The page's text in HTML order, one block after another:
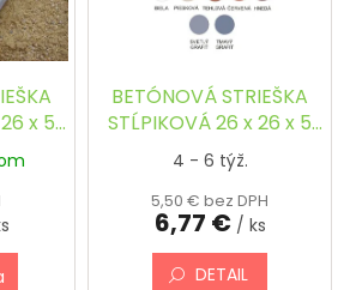
x 5
BETÓNOVÁ STRIEŠKA
STĹPIKOVÁ 26 x 26 x 5
cm - ŠTVORCOVÁ,
ŠIKMÁ, FAREBNÁ
4 - 6 týž.
5,50 € bez DPH
6,77 € / ks
DETAIL